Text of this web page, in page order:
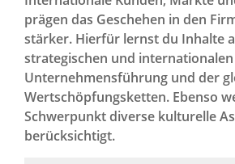
prägen das Geschehen in den
stärker. Hierfür lernst du Inhalte
strategischen und internationalen
Unternehmensführung und der
Wertschöpfungsketten. Ebenso
Schwerpunkt diverse kulturelle
berücksichtigt.